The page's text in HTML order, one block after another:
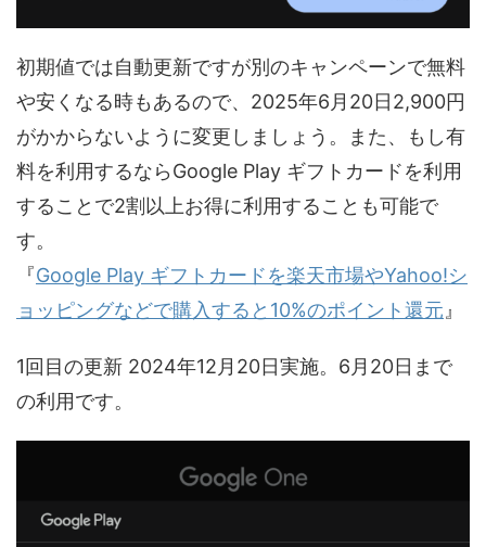
初期値では自動更新ですが別のキャンペーンで無料
や安くなる時もあるので、2025年6月20日2,900円
がかからないように変更しましょう。また、もし有
料を利用するならGoogle Play ギフトカードを利用
することで2割以上お得に利用することも可能で
す。
『Google Play ギフトカードを楽天市場やYahoo!シ
ョッピングなどで購入すると10%のポイント還元 』
1回目の更新 2024年12月20日実施。6月20日まで
の利用です。